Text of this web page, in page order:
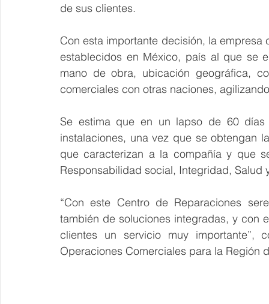
de sus clientes.
Con esta importante decisión, la
establecidos en México, país al que se
mano de obra, ubicación geográfica,
comerciales con otras naciones,
Se estima que en un lapso de 60
instalaciones, una vez que se obtengan
que caracterizan a la compañía y que
Responsabilidad social, Integridad, Salud
“Con este Centro de Reparaciones
también de soluciones integradas, y con
clientes un servicio muy importante”,
Operaciones Comerciales para la Región